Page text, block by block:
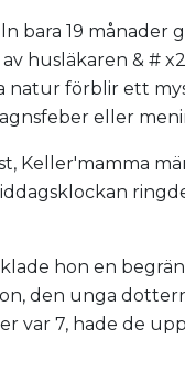
bara 19 månader
husläkaren & #
förblir ett
eller
Keller'mamma
hon en
den unga
var 7, hade de